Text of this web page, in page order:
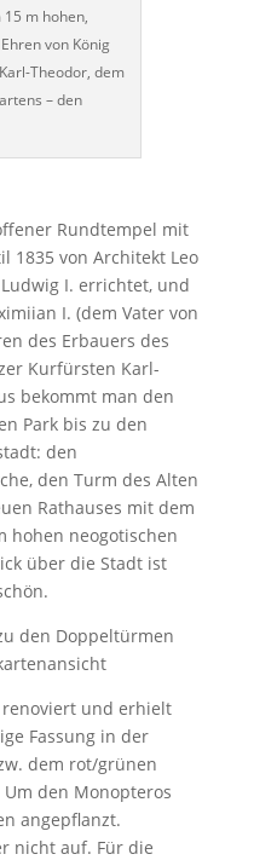
m hohen,
von König
Theodor, dem
– den
Rundtempel mit
1835 von Architekt Leo
I. errichtet, und
I. (dem Vater von
des Erbauers des
Kurfürsten Karl-
bekommt man den
Park bis zu den
den
den Turm des Alten
Rathauses mit dem
hohen neogotischen
über die Stadt ist
und erhielt
Fassung in der
dem rot/grünen
den Monopteros
angepflanzt.
nicht auf. Für die